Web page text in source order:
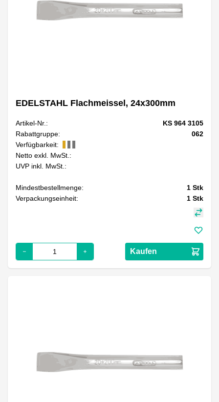
EDELSTAHL Flachmeissel, 24x300mm
Artikel-Nr.:
KS 964 3105
Rabattgruppe:
062
Verfügbarkeit:
Netto exkl. MwSt.:
UVP inkl. MwSt.:
Mindestbestellmenge: 1 Stk
Verpackungseinheit:
1 Stk
Kaufen